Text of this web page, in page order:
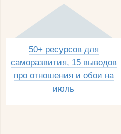
50+ ресурсов для
саморазвития, 15 выводов
про отношения и обои на
июль